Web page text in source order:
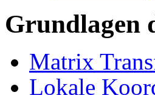
Grundlagen
Matrix
Lokale